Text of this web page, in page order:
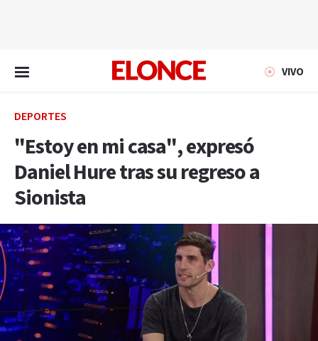
VIVO
DEPORTES
"Estoy en mi casa", expresó
Daniel Hure tras su regreso a
Sionista